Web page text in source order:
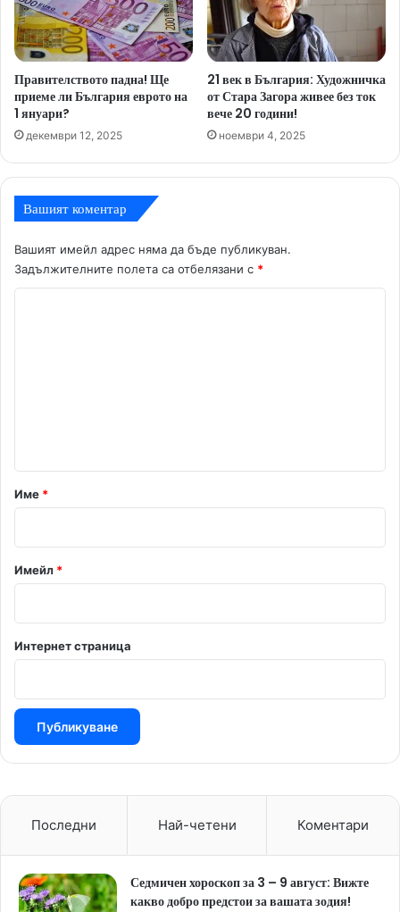
Правителството падна! Ще
приеме ли България еврото на
1 януари?
декември 12, 2025
21 век в България: Художничка
от Стара Загора живее без ток
вече 20 години!
ноември 4, 2025
Вашият коментар
Вашият имейл адрес няма да бъде публикуван.
Задължителните полета са отбелязани с *
р
*
Име *
Имейл *
Интернет страница
Последни Най-четени Коментари
Седмичен хороскоп за 3 – 9 август: Вижте
какво добро предстои за вашата зодия!